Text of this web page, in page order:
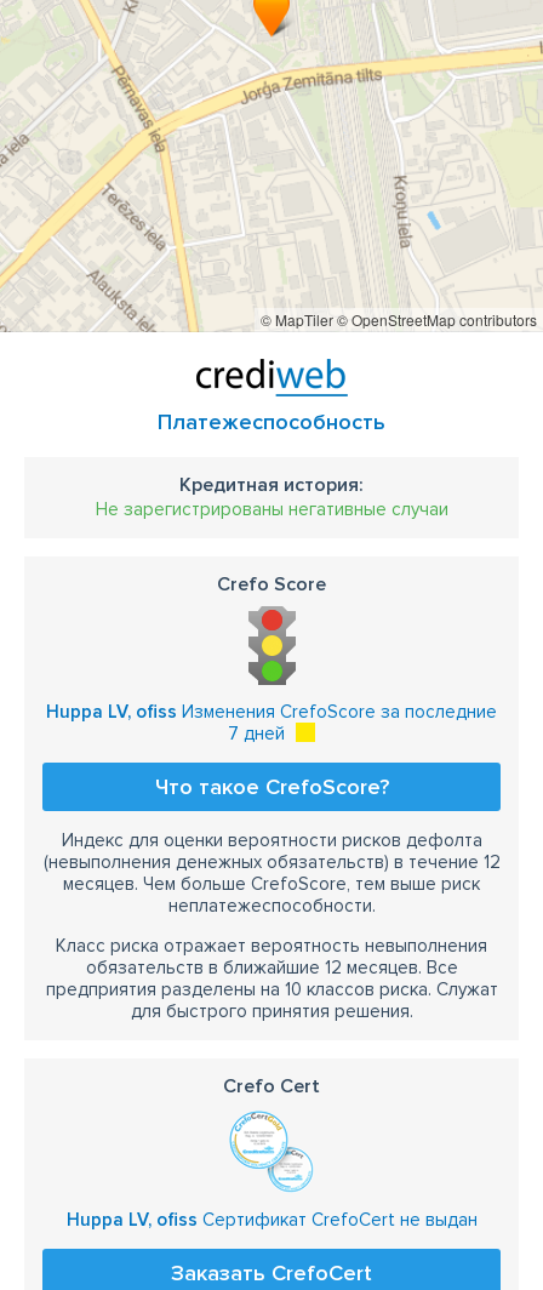
© MapTiler© OpenStreetMap contributors
Платежеспособность
Кредитная история:
Не зарегистрированы негативные случаи
Crefo Score
Huppa LV, ofiss Изменения CrefoScore за последние
7 дней
Что такое CrefoScore?
Индекс для оценки вероятности рисков дефолта
(невыполнения денежных обязательств) в течение 12
месяцев. Чем больше CrefoScore, тем выше риск
неплатежеспособности.
Класс риска отражает вероятность невыполнения
обязательств в ближайшие 12 месяцев. Все
предприятия разделены на 10 классов риска. Служат
для быстрого принятия решения.
Crefo Cert
Huppa LV, ofiss Сертификат CrefoCert не выдан
Заказать CrefoCert